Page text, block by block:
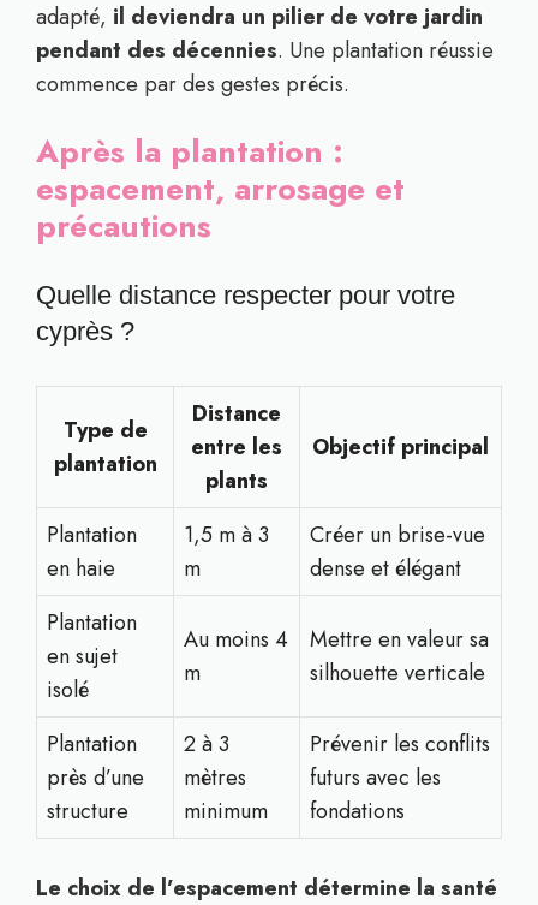
adapté, il deviendra un pilier de votre jardin
pendant des décennies. Une plantation réussie
commence par des gestes précis.
Après la plantation :
espacement, arrosage et
précautions
Quelle distance respecter pour votre
cyprès ?
Type de
plantation
Distance
entre les
plants
Objectif principal
Plantation
en haie
1,5 m à 3
m
Créer un brise-vue
dense et élégant
Plantation
en sujet
isolé
Au moins 4
m
Mettre en valeur sa
silhouette verticale
Plantation
près d’une
structure
2 à 3
mètres
minimum
Prévenir les conflits
futurs avec les
fondations
Le choix de l’espacement détermine la santé